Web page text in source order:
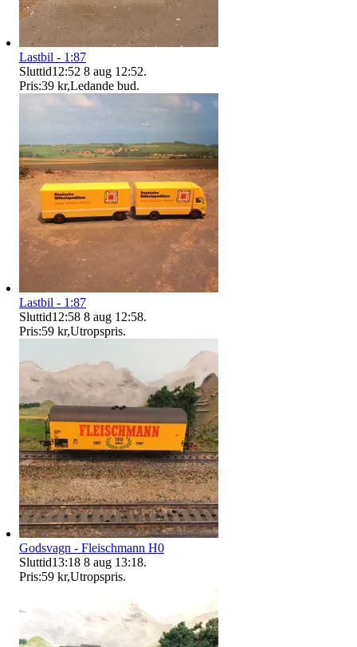
Lastbil - 1:87
Sluttid12:52 8 aug 12:52.
Pris:39 kr,Ledande bud.
Lastbil - 1:87
Sluttid12:58 8 aug 12:58.
Pris:59 kr,Utropspris.
Godsvagn - Fleischmann H0
Sluttid13:18 8 aug 13:18.
Pris:59 kr,Utropspris.